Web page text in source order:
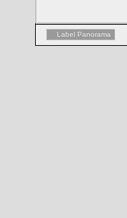
Label Panorama